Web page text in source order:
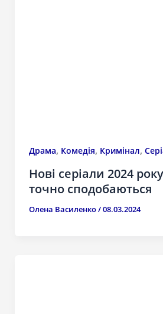
Драма, Комедія, Кримінал,
Нові серіали 2024
точно сподобаються
Олена Василенко/08.03.2024